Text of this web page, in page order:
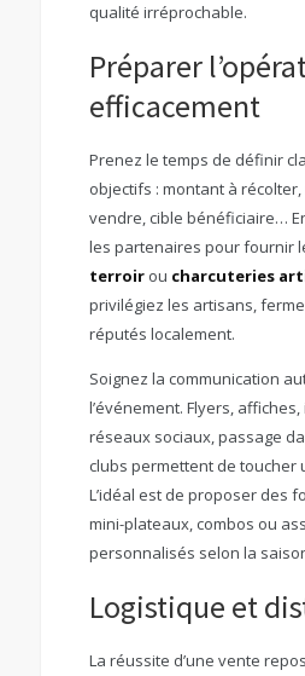
qualité irréprochable.
Préparer
efficacement
Prenez le temps de définir
objectifs : montant à
vendre, cible bénéficiaire…
les partenaires pour fournir
terroirou charcuteries
privilégiez les artisans,
réputés localement.
Soignez la communication
l’événement. Flyers,
réseaux sociaux, passage
clubs permettent de toucher
L’idéal est de proposer des
mini-plateaux, combos ou
personnalisés selon la
Logistique et
La réussite d’une vente